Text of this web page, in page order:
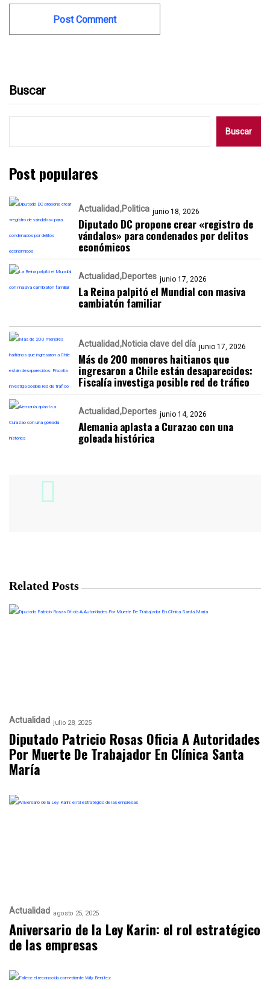
Buscar
Buscar
Post populares
Actualidad Politica junio 18, 2026
Diputado DC propone crear «registro de
vándalos» para condenados por delitos
económicos
Actualidad Deportes junio 17, 2026
La Reina palpitó el Mundial con masiva
cambiatón familiar
Actualidad Noticia clave del día junio 17, 2026
Más de 200 menores haitianos que
ingresaron a Chile están desaparecidos:
Fiscalía investiga posible red de tráfico
Actualidad Deportes junio 14, 2026
Alemania aplasta a Curazao con una
goleada histórica
Related Posts
Actualidad julio 28, 2025
Diputado Patricio Rosas Oficia A Autoridades
Por Muerte De Trabajador En Clínica Santa
María
Actualidad agosto 25, 2025
Aniversario de la Ley Karin: el rol estratégico
de las empresas